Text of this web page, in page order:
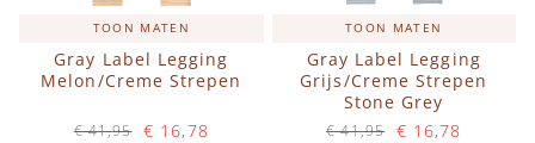
TOON MATEN
Gray Label Legging
Melon/Creme Strepen
€ 16,78
€ 41,95
TOON MATEN
Gray Label Legging
Grijs/Creme Strepen
Stone Grey
€ 16,78
€ 41,95